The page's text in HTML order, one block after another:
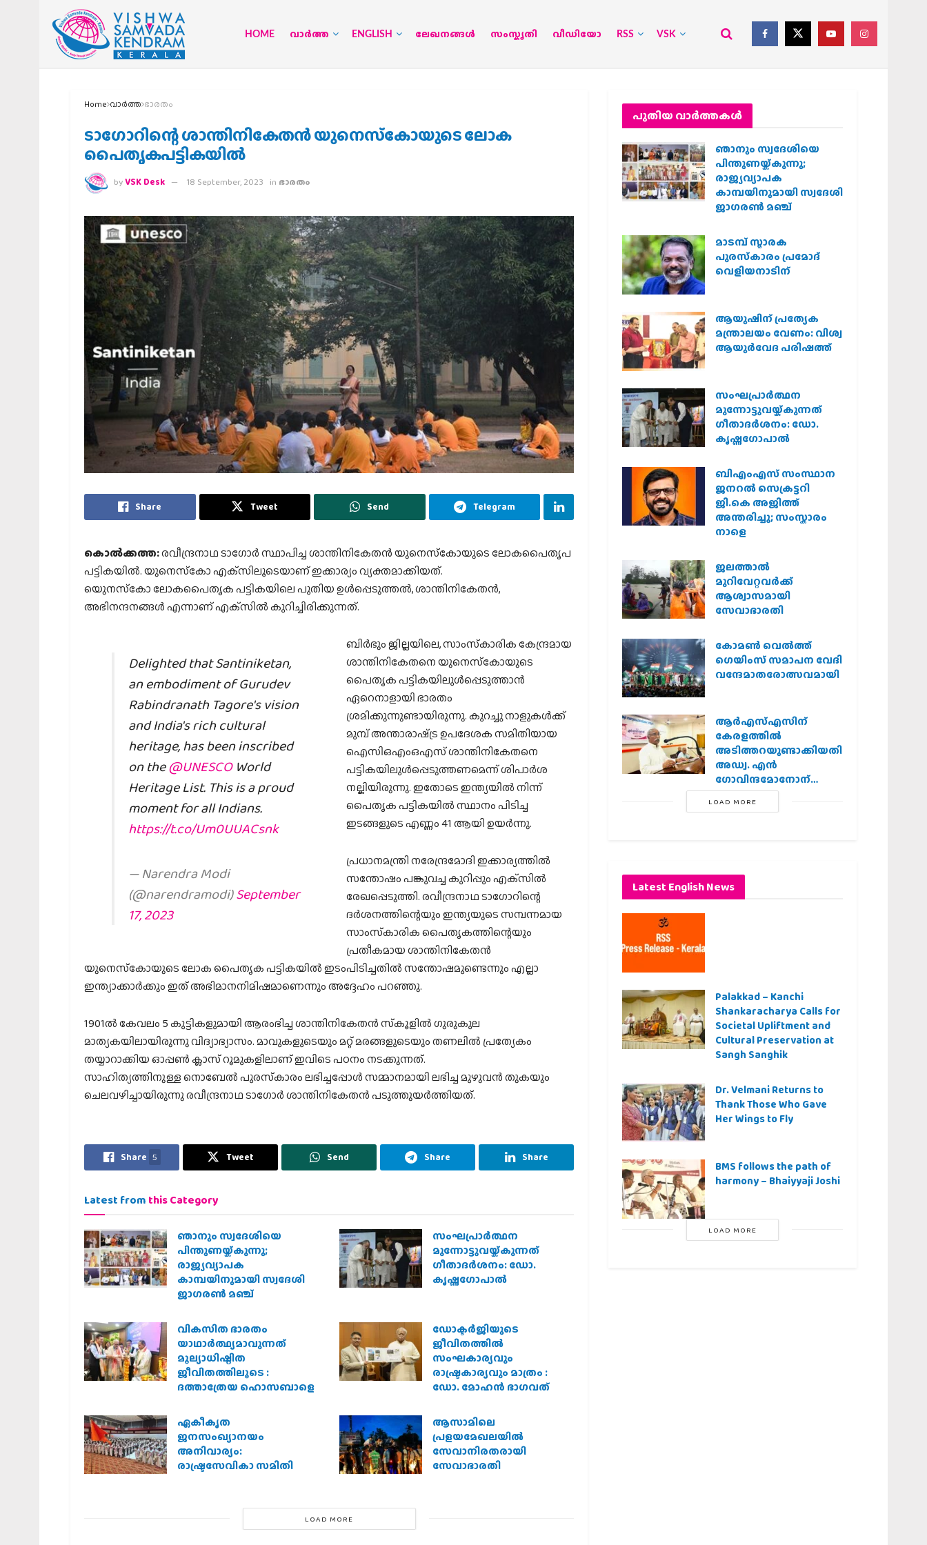
HOME വാര്‍ത്ത ENGLISH ലേഖനങ്ങള്‍ സംസ്കൃതി വീഡിയോ RSS VSK
Home വാര്‍ത്ത ഭാരതം
ടാ​ഗോറിന്റെ ശാന്തിനികേതന്‍ യുനെസ്‌കോയുടെ ലോക
പൈതൃകപട്ടികയിൽ
byVSK Desk 18 September, 2023 in ഭാരതം
Share Tweet Send Telegram
കൊല്‍ക്കത്ത:രവീന്ദ്രനാഥ ടാഗോര്‍ സ്ഥാപിച്ച ശാന്തിനികേതന്‍ യുനെസ്‌കോയുടെ ലോകപൈതൃപ
പട്ടികയില്‍. യുനെസ്‌കോ എക്‌സിലൂടെയാണ് ഇക്കാര്യം വ്യക്തമാക്കിയത്.
യുെനസ്‌കോ ലോകപൈതൃക പട്ടികയിലെ പുതിയ ഉള്‍പ്പെടുത്തല്‍, ശാന്തിനികേതന്‍,
അഭിനന്ദനങ്ങള്‍ എന്നാണ് എക്‌സില്‍ കുറിച്ചിരിക്കുന്നത്.
Delighted that Santiniketan,
an embodiment of Gurudev
Rabindranath Tagore's vision
and India's rich cultural
heritage, has been inscribed
on the@UNESCOWorld
Heritage List. This is a proud
moment for all Indians.
https://t.co/Um0UUACsnk
— Narendra Modi
(@narendramodi)September
17, 2023
ബിര്‍ഭും ജില്ലയിലെ, സാംസ്‌കാരിക കേന്ദ്രമായ
ശാന്തിനികേതനെ യുനെസ്‌കോയുടെ
പൈതൃക പട്ടികയിലുള്‍പ്പെടുത്താന്‍
ഏറെനാളായി ഭാരതം
ശ്രമിക്കുന്നുണ്ടായിരുന്നു. കുറച്ചു നാളുകള്‍ക്ക്
മുമ്പ് അന്താരാഷ്‌ട്ര ഉപദേശക സമിതിയായ
ഐസിഒഎംഒഎസ് ശാന്തിനികേതനെ
പട്ടികയിലുള്‍പ്പെടുത്തണമെന്ന് ശിപാര്‍ശ
നല്കിയിരുന്നു. ഇതോടെ ഇന്ത്യയില്‍ നിന്ന്
പൈതൃക പട്ടികയില്‍ സ്ഥാനം പിടിച്ച
ഇടങ്ങളുടെ എണ്ണം 41 ആയി ഉയര്‍ന്നു.
പ്രധാനമന്ത്രി നരേന്ദ്രമോദി ഇക്കാര്യത്തില്‍
സന്തോഷം പങ്കുവച്ച കുറിപ്പും എക്‌സില്‍
രേഖപ്പെടുത്തി. രവീന്ദ്രനാഥ ടാഗോറിന്റെ
ദര്‍ശനത്തിന്റെയും ഇന്ത്യയുടെ സമ്പന്നമായ
സാംസ്‌കാരിക പൈതൃകത്തിന്റെയും
പ്രതീകമായ ശാന്തിനികേതന്‍
യുനെസ്‌കോയുടെ ലോക പൈതൃക പട്ടികയില്‍ ഇടംപിടിച്ചതില്‍ സന്തോഷമുണ്ടെന്നും എല്ലാ
ഇന്ത്യാക്കാര്‍ക്കും ഇത് അഭിമാനനിമിഷമാണെന്നും അദ്ദേഹം പറഞ്ഞു.
1901ല്‍ കേവലം 5 കുട്ടികളുമായി ആരംഭിച്ച ശാന്തിനികേതന്‍ സ്‌കൂളില്‍ ഗുരുകുല
മാത്യകയിലായിരുന്നു വിദ്യാഭ്യാസം. മാവുകളുടെയും മറ്റ് മരങ്ങളുടെയും തണലില്‍ പ്രത്യേകം
തയ്യാറാക്കിയ ഓപ്പണ്‍ ക്ലാസ് റൂമുകളിലാണ് ഇവിടെ പഠനം നടക്കുന്നത്.
സാഹിത്യത്തിനുള്ള നൊബേല്‍ പുരസ്‌കാരം ലഭിച്ചപ്പോള്‍ സമ്മാനമായി ലഭിച്ച മുഴുവന്‍ തുകയും
ചെലവഴിച്ചായിരുന്നു രവീന്ദ്രനാഥ ടാഗോര്‍ ശാന്തിനികേതന്‍ പടുത്തുയര്‍ത്തിയത്.
Share 5 Tweet Send Share Share
Latest from this Category
ഞാനും സ്വദേശിയെ
പിന്തുണയ്ക്കുന്നു;
രാജ്യവ്യാപക
കാമ്പയിനുമായി സ്വദേശി
ജാഗരണ്‍ മഞ്ച്
സംഘപ്രാര്‍ത്ഥന
മുന്നോട്ടുവയ്ക്കുന്നത്
ഗീതാദര്‍ശനം: ഡോ.
കൃഷ്ണഗോപാല്‍
വികസിത ഭാരതം
യാഥാർത്ഥ്യമാവുന്നത്
മൂല്യാധിഷ്ഠിത
ജീവിതത്തിലൂടെ :
ദത്താത്രേയ ഹൊസബാളെ
ഡോക്ടർജിയുടെ
ജീവിതത്തിൽ
സംഘകാര്യവും
രാഷ്ട്രകാര്യവും മാത്രം :
ഡോ. മോഹൻ ഭാഗവത്
ഏകീകൃത
ജനസംഖ്യാനയം
അനിവാര്യം:
രാഷ്ട്രസേവികാ സമിതി
ആസാമിലെ
പ്രളയമേഖലയില്‍
സേവാനിരതരായി
സേവാഭാരതി
LOAD MORE
പുതിയ വാര്‍ത്തകള്‍
ഞാനും സ്വദേശിയെ
പിന്തുണയ്ക്കുന്നു;
രാജ്യവ്യാപക
കാമ്പയിനുമായി സ്വദേശി
ജാഗരണ്‍ മഞ്ച്
മാടമ്പ് സ്മാരക
പുരസ്‌കാരം പ്രമോദ്
വെളിയനാടിന്
ആയുഷിന് പ്രത്യേക
മന്ത്രാലയം വേണം: വിശ്വ
ആയുര്‍വേദ പരിഷത്ത്
സംഘപ്രാര്‍ത്ഥന
മുന്നോട്ടുവയ്ക്കുന്നത്
ഗീതാദര്‍ശനം: ഡോ.
കൃഷ്ണഗോപാല്‍
ബിഎംഎസ് സംസ്ഥാന
ജനറൽ സെക്രട്ടറി
ജി.കെ അജിത്ത്
അന്തരിച്ചു; സംസ്കാരം
നാളെ
ജലത്താല്‍
മുറിവേറ്റവര്‍ക്ക്
ആശ്വാസമായി
സേവാഭാരതി
കോമൺ വെൽത്ത്
ഗെയിംസ് സമാപന വേദി
വന്ദേമാതരോത്സവമായി
ആര്‍എസ്എസിന്
കേരളത്തില്‍
അടിത്തറയുണ്ടാക്കിയതില്‍
അഡ്വ. എന്‍
ഗോവിന്ദമോനോന്
പ്രധാന പങ്ക് :എ.
ഗോപാലകൃഷ്ണന്‍
LOAD MORE
Latest English News
Palakkad – Kanchi
Shankaracharya Calls for
Societal Upliftment and
Cultural Preservation at
Sangh Sanghik
Dr. Velmani Returns to
Thank Those Who Gave
Her Wings to Fly
BMS follows the path of
harmony – Bhaiyyaji Joshi
LOAD MORE